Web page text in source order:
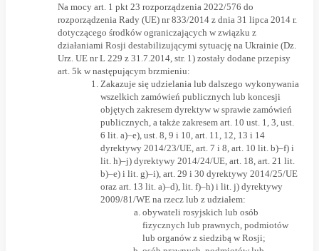
Na mocy art. 1 pkt 23 rozporządzenia 2022/576 do
rozporządzenia Rady (UE) nr 833/2014 z dnia 31 lipca 2014 r.
dotyczącego środków ograniczających w związku z
działaniami Rosji destabilizującymi sytuację na Ukrainie (Dz.
Urz. UE nr L 229 z 31.7.2014, str. 1) zostały dodane przepisy
art. 5k w następującym brzmieniu:
Zakazuje się udzielania lub dalszego wykonywania
wszelkich zamówień publicznych lub koncesji
objętych zakresem dyrektyw w sprawie zamówień
publicznych, a także zakresem art. 10 ust. 1, 3, ust.
6 lit. a)–e), ust. 8, 9 i 10, art. 11, 12, 13 i 14
dyrektywy 2014/23/UE, art. 7 i 8, art. 10 lit. b)–f) i
lit. h)–j) dyrektywy 2014/24/UE, art. 18, art. 21 lit.
b)–e) i lit. g)–i), art. 29 i 30 dyrektywy 2014/25/UE
oraz art. 13 lit. a)–d), lit. f)–h) i lit. j) dyrektywy
2009/81/WE na rzecz lub z udziałem:
obywateli rosyjskich lub osób
fizycznych lub prawnych, podmiotów
lub organów z siedzibą w Rosji;